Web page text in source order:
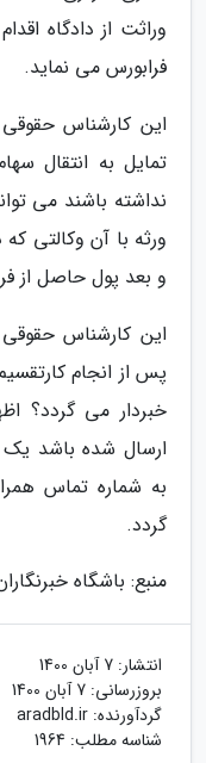
وراثت از دادگاه
فرابورس می نماید.
این کارشناس
تمایل به انتقال
نداشته باشند می
ورثه با آن وکالتی که
و بعد پول حاصل از
این کارشناس
پس از انجام
خبردار می گردد؟
ارسال شده باشد یک
به شماره تماس
گردد.
منبع: باشگاه
انتشار: 7 آبان 1400
بروزرسانی: 7 آبان 1400
گردآورنده: aradbld.ir
شناسه مطلب: 1964